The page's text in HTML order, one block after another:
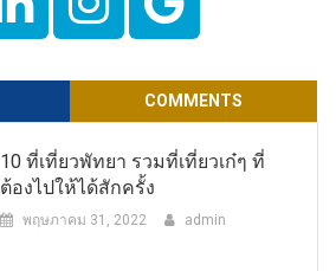
COMMENTS
10 ที่เที่ยวพัทยา รวมที่เที่ยวเก๋ๆ ที่
ต้องไปให้ได้สักครั้ง
พฤษภาคม 31, 2022 admin